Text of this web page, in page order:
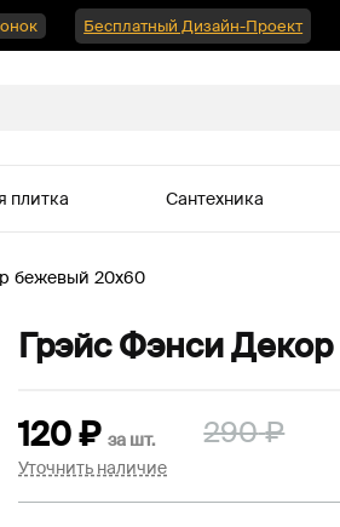
Бесплатный Дизайн-Проект
плитка Сантехника
бежевый 20х60
Грэйс Фэнси
120₽ за шт. 290₽
Уточнить наличие